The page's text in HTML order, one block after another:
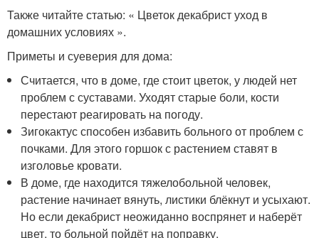
Также читайте статью: « Цветок декабрист уход в
домашних условиях ».
Приметы и суеверия для дома:
Считается, что в доме, где стоит цветок, у людей нет
проблем с суставами. Уходят старые боли, кости
перестают реагировать на погоду.
Зигокактус способен избавить больного от проблем с
почками. Для этого горшок с растением ставят в
изголовье кровати.
В доме, где находится тяжелобольной человек,
растение начинает вянуть, листики блёкнут и усыхают.
Но если декабрист неожиданно воспрянет и наберёт
цвет, то больной пойдёт на поправку.